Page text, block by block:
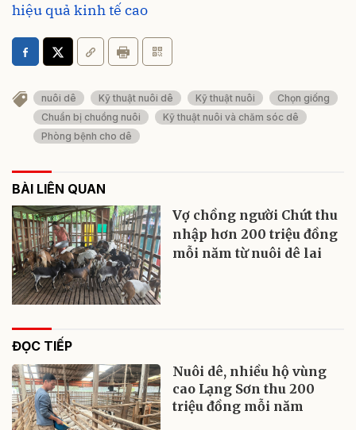
hiệu quả kinh tế cao
nuôi dê Kỹ thuật nuôi dê Kỹ thuật nuôi
Chọn giống
Chuẩn bị chuồng nuôi
Kỹ thuật nuôi và chăm sóc dê
Phòng bệnh cho dê
BÀI LIÊN QUAN
Vợ chồng người Chứt thu
nhập hơn 200 triệu đồng
mỗi năm từ nuôi dê lai
ĐỌC TIẾP
Nuôi dê, nhiều hộ vùng
cao Lạng Sơn thu 200
triệu đồng mỗi năm